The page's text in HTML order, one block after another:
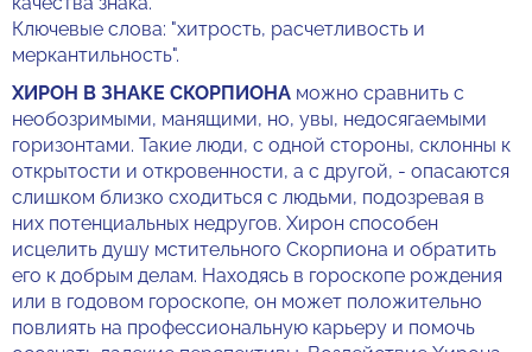
Ключевые слова: "хитрость, расчетливость и
меркантильность".
ХИРОН В ЗНАКЕ СКОРПИОНА можно сравнить с
необозримыми, манящими, но, увы, недосягаемыми
горизонтами. Такие люди, с одной стороны, склонны к
открытости и откровенности, а с другой, - опасаются
слишком близко сходиться с людьми, подозревая в
них потенциальных недругов. Хирон способен
исцелить душу мстительного Скорпиона и обратить
его к добрым делам. Находясь в гороскопе рождения
или в годовом гороскопе, он может положительно
повлиять на профессиональную карьеру и помочь